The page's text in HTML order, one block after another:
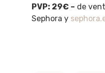
PVP: 29€ – de
Sephora y